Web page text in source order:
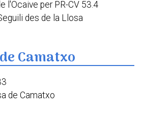
l'Ocaive per PR-CV 53.4
des de la Llosa
Camatxo
de Camatxo